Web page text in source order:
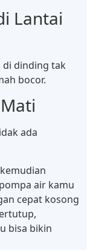
Lantai
di dinding tak
bocor.
ada
air kamu
cepat kosong
bisa bikin